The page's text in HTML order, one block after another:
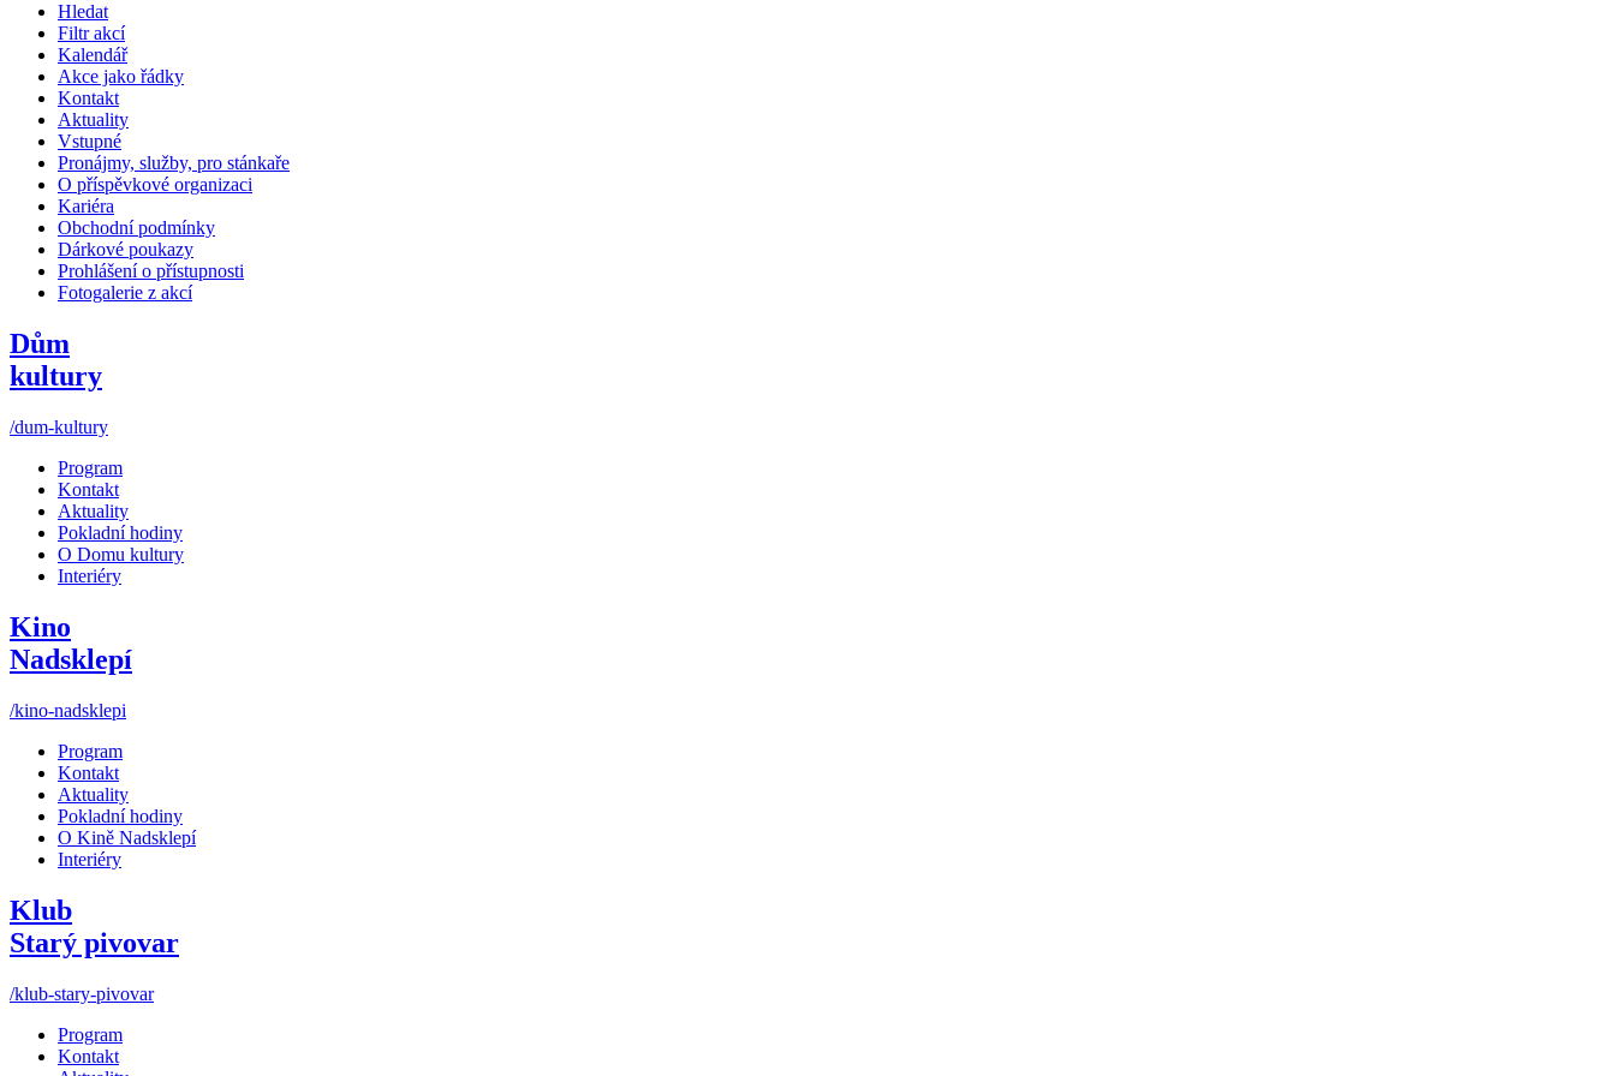
Hledat
Filtr akcí
Kalendář
Akce jako řádky
Kontakt
Aktuality
Vstupné
Pronájmy, služby, pro stánkaře
O příspěvkové organizaci
Kariéra
Obchodní podmínky
Dárkové poukazy
Prohlášení o přístupnosti
Fotogalerie z akcí
Dům
kultury
/dum-kultury
Program
Kontakt
Aktuality
Pokladní hodiny
O Domu kultury
Interiéry
Kino
Nadsklepí
/kino-nadsklepi
Program
Kontakt
Aktuality
Pokladní hodiny
O Kině Nadsklepí
Interiéry
Klub
Starý pivovar
/klub-stary-pivovar
Program
Kontakt